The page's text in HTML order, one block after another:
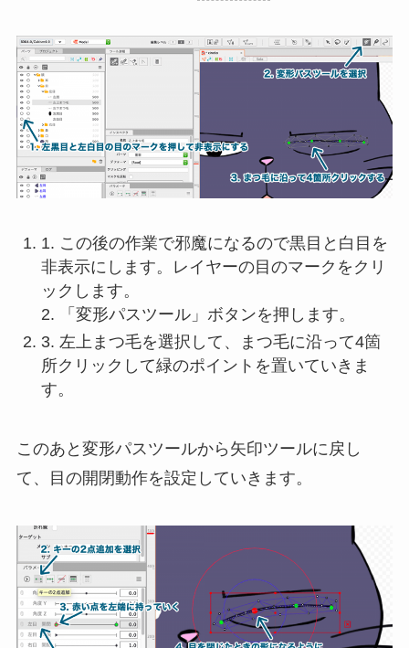
1. この後の作業で邪魔になるので黒目と白目を
非表示にします。レイヤーの目のマークをクリ
ックします。
2. 「変形パスツール」ボタンを押します。
3. 左上まつ毛を選択して、まつ毛に沿って4箇
所クリックして緑のポイントを置いていきま
す。
このあと変形パスツールから矢印ツールに戻し
て、目の開閉動作を設定していきます。